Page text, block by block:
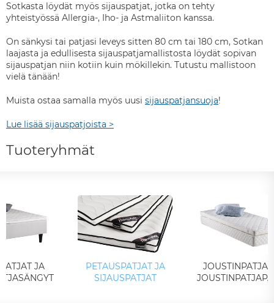
Sotkasta löydät myös sijauspatjat, jotka on tehty
yhteistyössä Allergia-, Iho- ja Astmaliiton kanssa.
On sänkysi tai patjasi leveys sitten 80 cm tai 180 cm, Sotkan
laajasta ja edullisesta sijauspatjamallistosta löydät sopivan
sijauspatjan niin kotiin kuin mökillekin. Tutustu mallistoon
vielä tänään!
Muista ostaa samalla myös uusi sijauspatjansuoja!
Lue lisää sijauspatjoista >
Tuoteryhmät
JA
PETAUSPATJAT JA
SIJAUSPATJAT